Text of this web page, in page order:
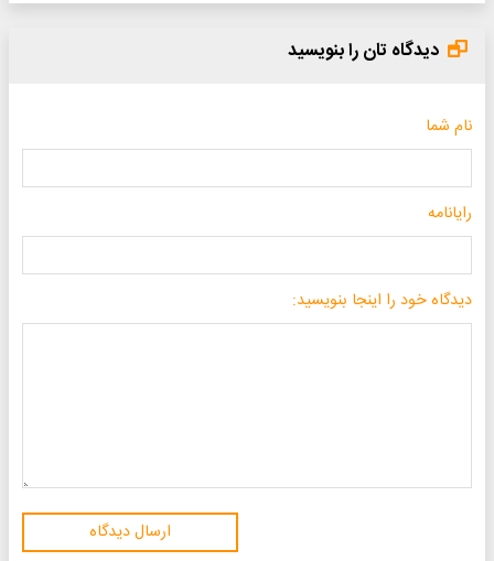
دیدگاه تان را بنویسید
نام شما
رایانامه
دیدگاه خود را اینجا بنویسید:
ارسال دیدگاه